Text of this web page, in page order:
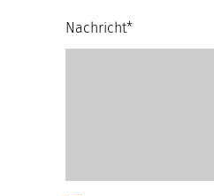
Nachricht*